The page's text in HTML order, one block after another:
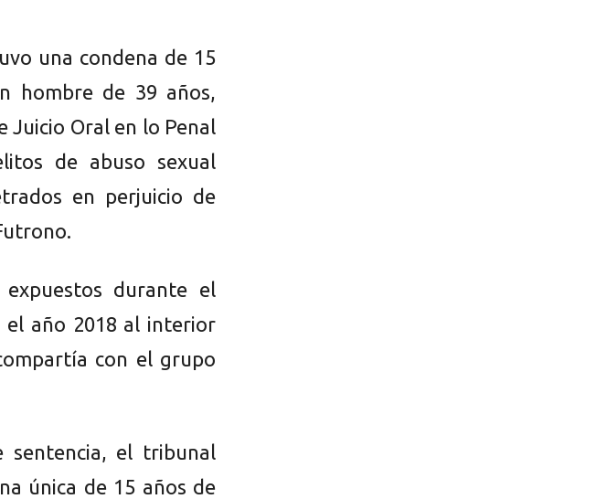
una condena de 15
hombre de 39 años,
Juicio Oral en lo Penal
de abuso sexual
en perjuicio de
durante el
el año 2018 al interior
con el grupo
sentencia, el tribunal
única de 15 años de